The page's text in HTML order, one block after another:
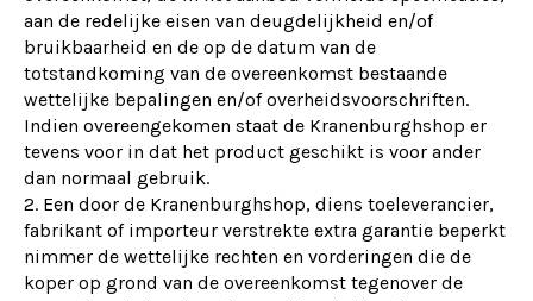
aan de redelijke eisen van deugdelijkheid en/of
bruikbaarheid en de op de datum van de
totstandkoming van de overeenkomst bestaande
wettelijke bepalingen en/of overheidsvoorschriften.
Indien overeengekomen staat de Kranenburghshop er
tevens voor in dat het product geschikt is voor ander
dan normaal gebruik.
Een door de Kranenburghshop, diens toeleverancier,
fabrikant of importeur verstrekte extra garantie beperkt
nimmer de wettelijke rechten en vorderingen die de
koper op grond van de overeenkomst tegenover de